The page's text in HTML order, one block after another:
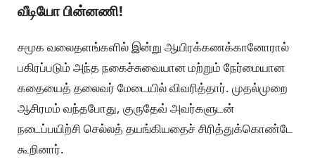
வீடியோ பின்னணி!
சமூக வலைதளங்களில் இன்று ஆயிரக்கணக்கானோரால்
பகிரப்படும் அந்த நகைச்சுவையான மற்றும் நேர்மையான
கதையைத் தலைவர் மேடையில் விவரித்தார். முதல்முறை
ஆசிரமம் வந்தபோது, குருதேவ் அவர்களுடன்
நடைப்பயிற்சி செல்லத் தயங்கியதைச் சிரித்துக்கொண்டே
கூறினார்.